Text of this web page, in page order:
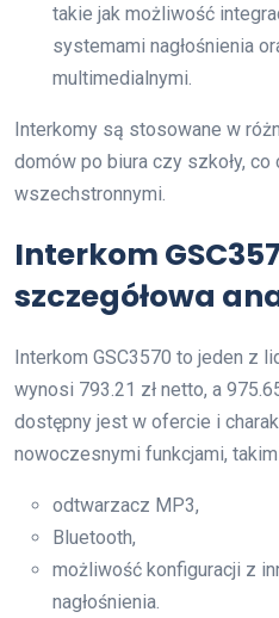
takie jak możliwość
systemami nagłośnienia
multimedialnymi.
Interkomy są stosowane w
domów po biura czy szkoły,
wszechstronnymi.
Interkom
szczegółowa
Interkom GSC3570 to jeden z
wynosi 793.21 zł netto, a
dostępny jest w ofercie i
nowoczesnymi funkcjami,
odtwarzacz MP3,
Bluetooth,
możliwość konfiguracji z
nagłośnienia.